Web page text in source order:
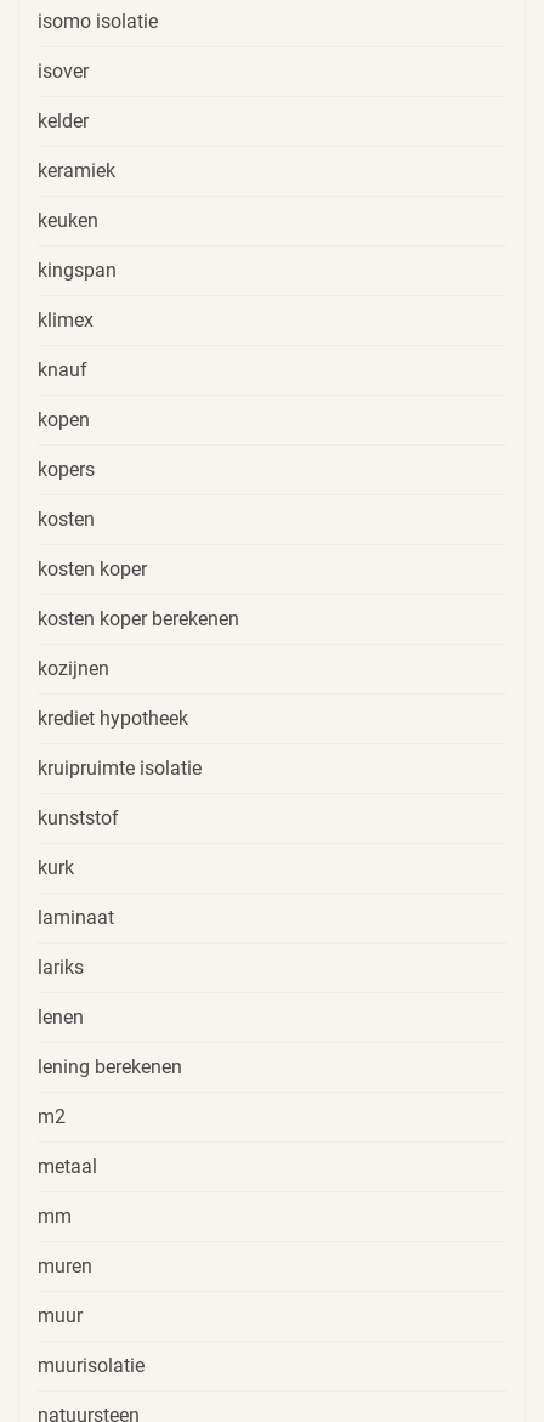
isomo isolatie
isover
kelder
keramiek
keuken
kingspan
klimex
knauf
kopen
kopers
kosten
kosten koper
kosten koper berekenen
kozijnen
krediet hypotheek
kruipruimte isolatie
kunststof
kurk
laminaat
lariks
lenen
lening berekenen
m2
metaal
mm
muren
muur
muurisolatie
natuursteen